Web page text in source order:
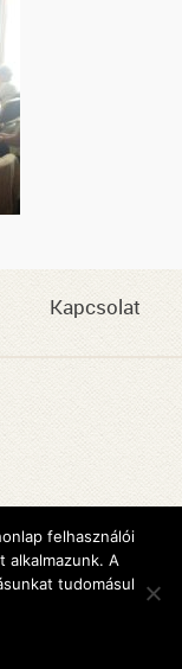
Kapcsolat
Központja
Vonalak
felhasználói
alkalmazunk. A
tudomásul